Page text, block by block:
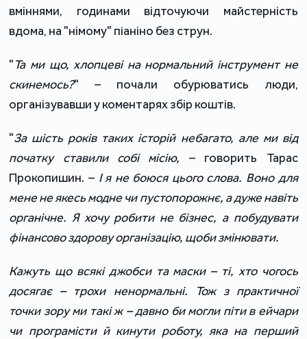
вміннями, годинами відточуючи майстерність
вдома, на "німому" піаніно без струн.
"Та ми що, хлопцеві на нормальний інструмент не
скинемось?" – почали обурюватись люди,
організувавши у коментарях збір коштів.
"За шість років таких історій небагато, але ми від
початку ставили собі місію, – говорить Тарас
Прокопишин. – І я не боюся цього слова. Воно для
мене не якесь модне чи пустопорожнє, а дуже навіть
органічне. Я хочу робити не бізнес, а побудувати
фінансово здорову організацію, щоби змінювати.
Кажуть що всякі джобси та маски – ті, хто чогось
досягає –трохи ненормальні.
Тож з практичної
точки зору ми такі ж – давно би могли піти в ейчари
чи програмісти й кинути роботу, яка на перший